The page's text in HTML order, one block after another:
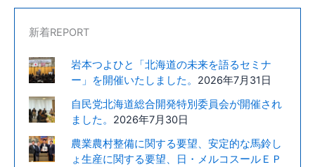
年
渡
る
工
事
完
了
新着REPORT
岩本つよひと「北海道の未来を語るセミナ
ー」を開催いたしました。
2026年7月31日
自民党北海道総合開発特別委員会が開催され
ました。
2026年7月30日
農業農村整備に関する要望、安定的な馬鈴し
ょ生産に関する要望、日・メルコスールＥＰ